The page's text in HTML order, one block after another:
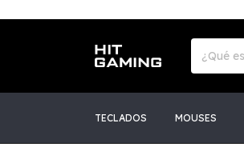
TECLADOS MOUSES